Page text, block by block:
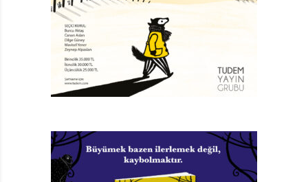
olan bu dünyada sekiz, sihirli ve gizemli bir sayı. Bu
kutsal sayının ağza bile alınmaması gerekiyor.
Spektrumdaki sekizinci renk de aynı şekilde sihirli. İşte
ilk romana adını veren rengin, büyünün renginin gizemi
de burada saklı.İlk sayfasından itibaren bir macera
gelmesiyle başlıyor. Oldukça meraklı, iyi niyetli ve saf
biri olan İkiçiçek’in, aslında Diskdünya’nın ilk turisti
olduğunu öğreniyoruz. Elbette her turist gibi onun da